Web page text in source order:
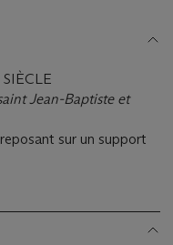
Jean-Baptiste et
sur un support